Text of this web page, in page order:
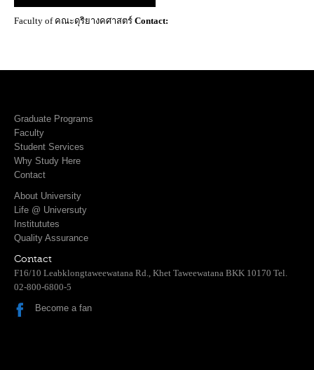
Faculty of คณะดุริยางคศาสตร์ Contact:
Graduate Programs
Faculty
Student Services
Why Study Here
Contact
About University
Life @ Universuty
Institututes
Quality Assurance
Contact
F16/10 Leabklongtaweewatana Rd., Khet Taweewatana BKK 10170 Tel.
02-800-6800-5
Become a fan